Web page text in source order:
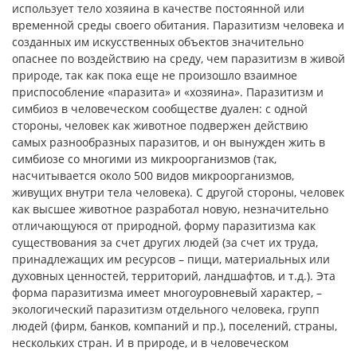
использует тело хозяина в качестве постоянной или
временной среды своего обитания. Паразитизм человека и
созданных им искусственных объектов значительно
опаснее по воздействию на среду, чем паразитизм в живой
природе, так как пока еще не произошло взаимное
приспособление «паразита» и «хозяина». Паразитизм и
симбиоз в человеческом сообществе дуален: с одной
стороны, человек как животное подвержен действию
самых разнообразных паразитов, и он вынужден жить в
симбиозе со многими из микроорганизмов (так,
насчитывается около 500 видов микроорганизмов,
живущих внутри тела человека). С другой стороны, человек
как высшее животное разработал новую, незначительно
отличающуюся от природной, форму паразитизма как
существования за счет других людей (за счет их труда,
принадлежащих им ресурсов – пищи, материальных или
духовных ценностей, территорий, ландшафтов, и т.д.). Эта
форма паразитизма имеет многоуровневый характер, –
экологический паразитизм отдельного человека, групп
людей (фирм, банков, компаний и пр.), поселений, страны,
нескольких стран. И в природе, и в человеческом